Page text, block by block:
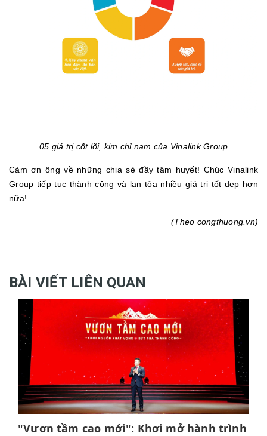
05 giá trị cốt lõi, kim chỉ nam của Vinalink Group
Cảm ơn ông về những chia sẻ đầy tâm huyết! Chúc Vinalink
Group tiếp tục thành công và lan tỏa nhiều giá trị tốt đẹp hơn
nữa!
(Theo congthuong.vn)
BÀI VIẾT LIÊN QUAN
"Vươn tầm cao mới": Khơi mở hành trình